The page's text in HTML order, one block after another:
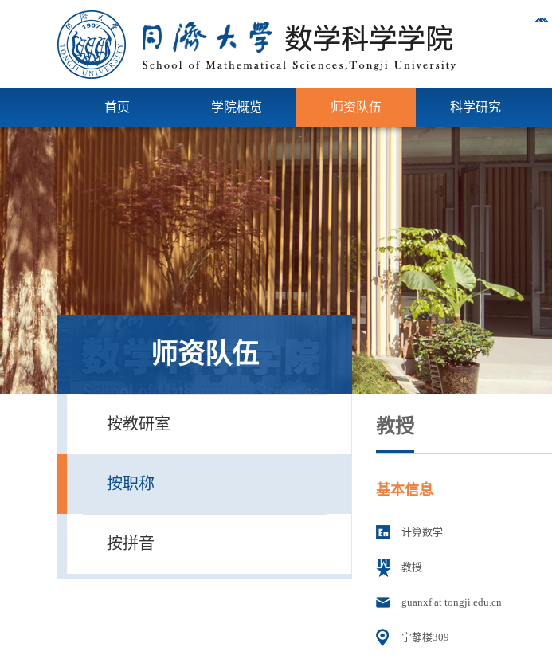
首页 学院概览 师资队伍 科学研究
师资队伍
按教研室
按职称
按拼音
教授
基本信息
计算数学
教授
guanxf at tongji.edu.cn
宁静楼309